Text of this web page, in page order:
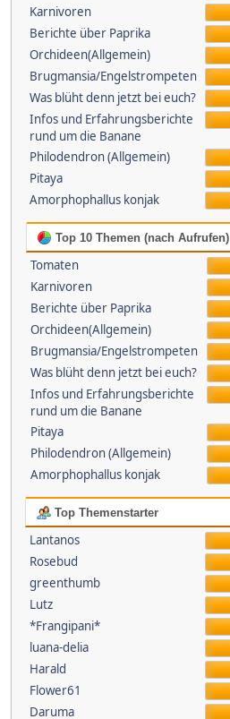
Karnivoren
Berichte über Paprika
Orchideen(Allgemein)
Brugmansia/Engelstrompeten
Was blüht denn jetzt bei euch?
Infos und Erfahrungsberichte
rund um die Banane
Philodendron (Allgemein)
Pitaya
Amorphophallus konjak
Top 10 Themen (nach Aufrufen)
Tomaten
Karnivoren
Berichte über Paprika
Orchideen(Allgemein)
Brugmansia/Engelstrompeten
Was blüht denn jetzt bei euch?
Infos und Erfahrungsberichte
rund um die Banane
Pitaya
Philodendron (Allgemein)
Amorphophallus konjak
Top Themenstarter
Lantanos
Rosebud
greenthumb
Lutz
*Frangipani*
luana-delia
Harald
Flower61
Daruma